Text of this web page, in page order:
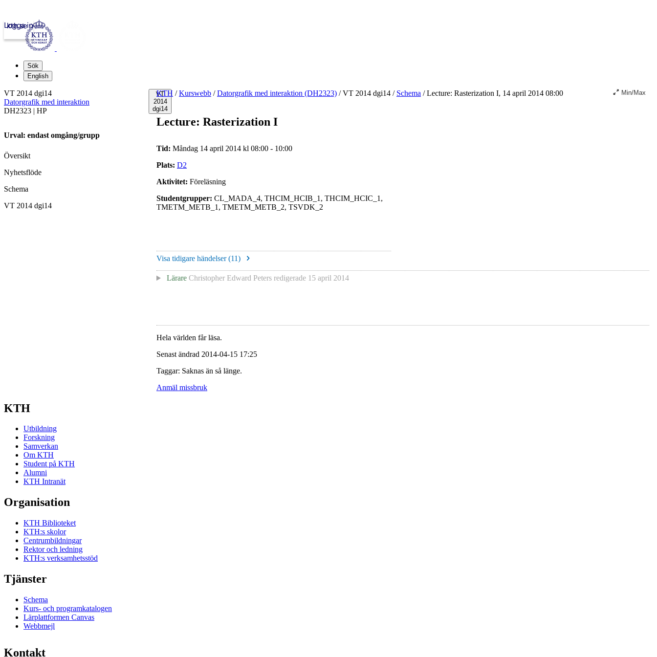
kth.se
Logga in
Sök
English
VT
2014
dgi14
KTH / Kurswebb / Datorgrafik med interaktion (DH2323) /VT 2014 dgi14 / Schema /Lecture: Rasterization I, 14 april 2014 08:00 Min/Max
Lecture: Rasterization I
Tid: Måndag 14 april 2014 kl 08:00 - 10:00
Plats: D2
Aktivitet: Föreläsning
Studentgrupper: CL_MADA_4, THCIM_HCIB_1, THCIM_HCIC_1,
TMETM_METB_1, TMETM_METB_2, TSVDK_2
Visa tidigare händelser (11)
Lärare Christopher Edward Petersredigerade 15 april 2014
Hela världen får läsa.
Senast ändrad 2014-04-15 17:25
Taggar: Saknas än så länge.
Anmäl missbruk
VT 2014 dgi14
Datorgrafik med interaktion
DH2323 | HP
Urval: endast omgång/grupp
Översikt
Nyhetsflöde
Schema
VT 2014 dgi14
KTH
Utbildning
Forskning
Samverkan
Om KTH
Student på KTH
Alumni
KTH Intranät
Organisation
KTH Biblioteket
KTH:s skolor
Centrumbildningar
Rektor och ledning
KTH:s verksamhetsstöd
Tjänster
Schema
Kurs- och programkatalogen
Lärplattformen Canvas
Webbmejl
Kontakt